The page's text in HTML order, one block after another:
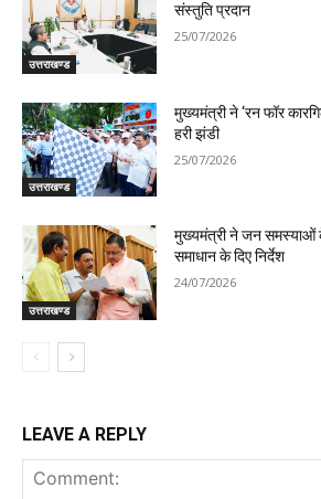
उत्तराखण्ड
संस्तुति प्रदान
25/07/2026
उत्तराखण्ड
मुख्यमंत्री ने ‘रन फॉर
हरी झंडी
25/07/2026
उत्तराखण्ड
मुख्यमंत्री ने जन समस्याओं
समाधान के दिए निर्देश
24/07/2026
LEAVE A REPLY